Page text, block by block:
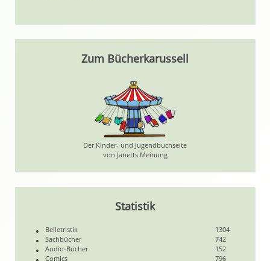
Zum Bücherkarussell
Der Kinder- und Jugendbuchseite
von Janetts Meinung
Statistik
Belletristik
1304
Sachbücher
742
Audio-Bücher
152
Comics
796